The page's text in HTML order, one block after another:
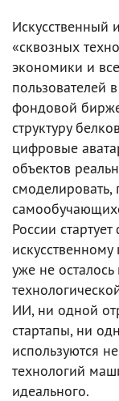
Искусственный
«сквозных
экономики и
пользователей
фондовой
структуру
цифровые
объектов
России
искусственному
уже не
ИИ, ни одной
стартапы, ни
используются
технологий
идеального.